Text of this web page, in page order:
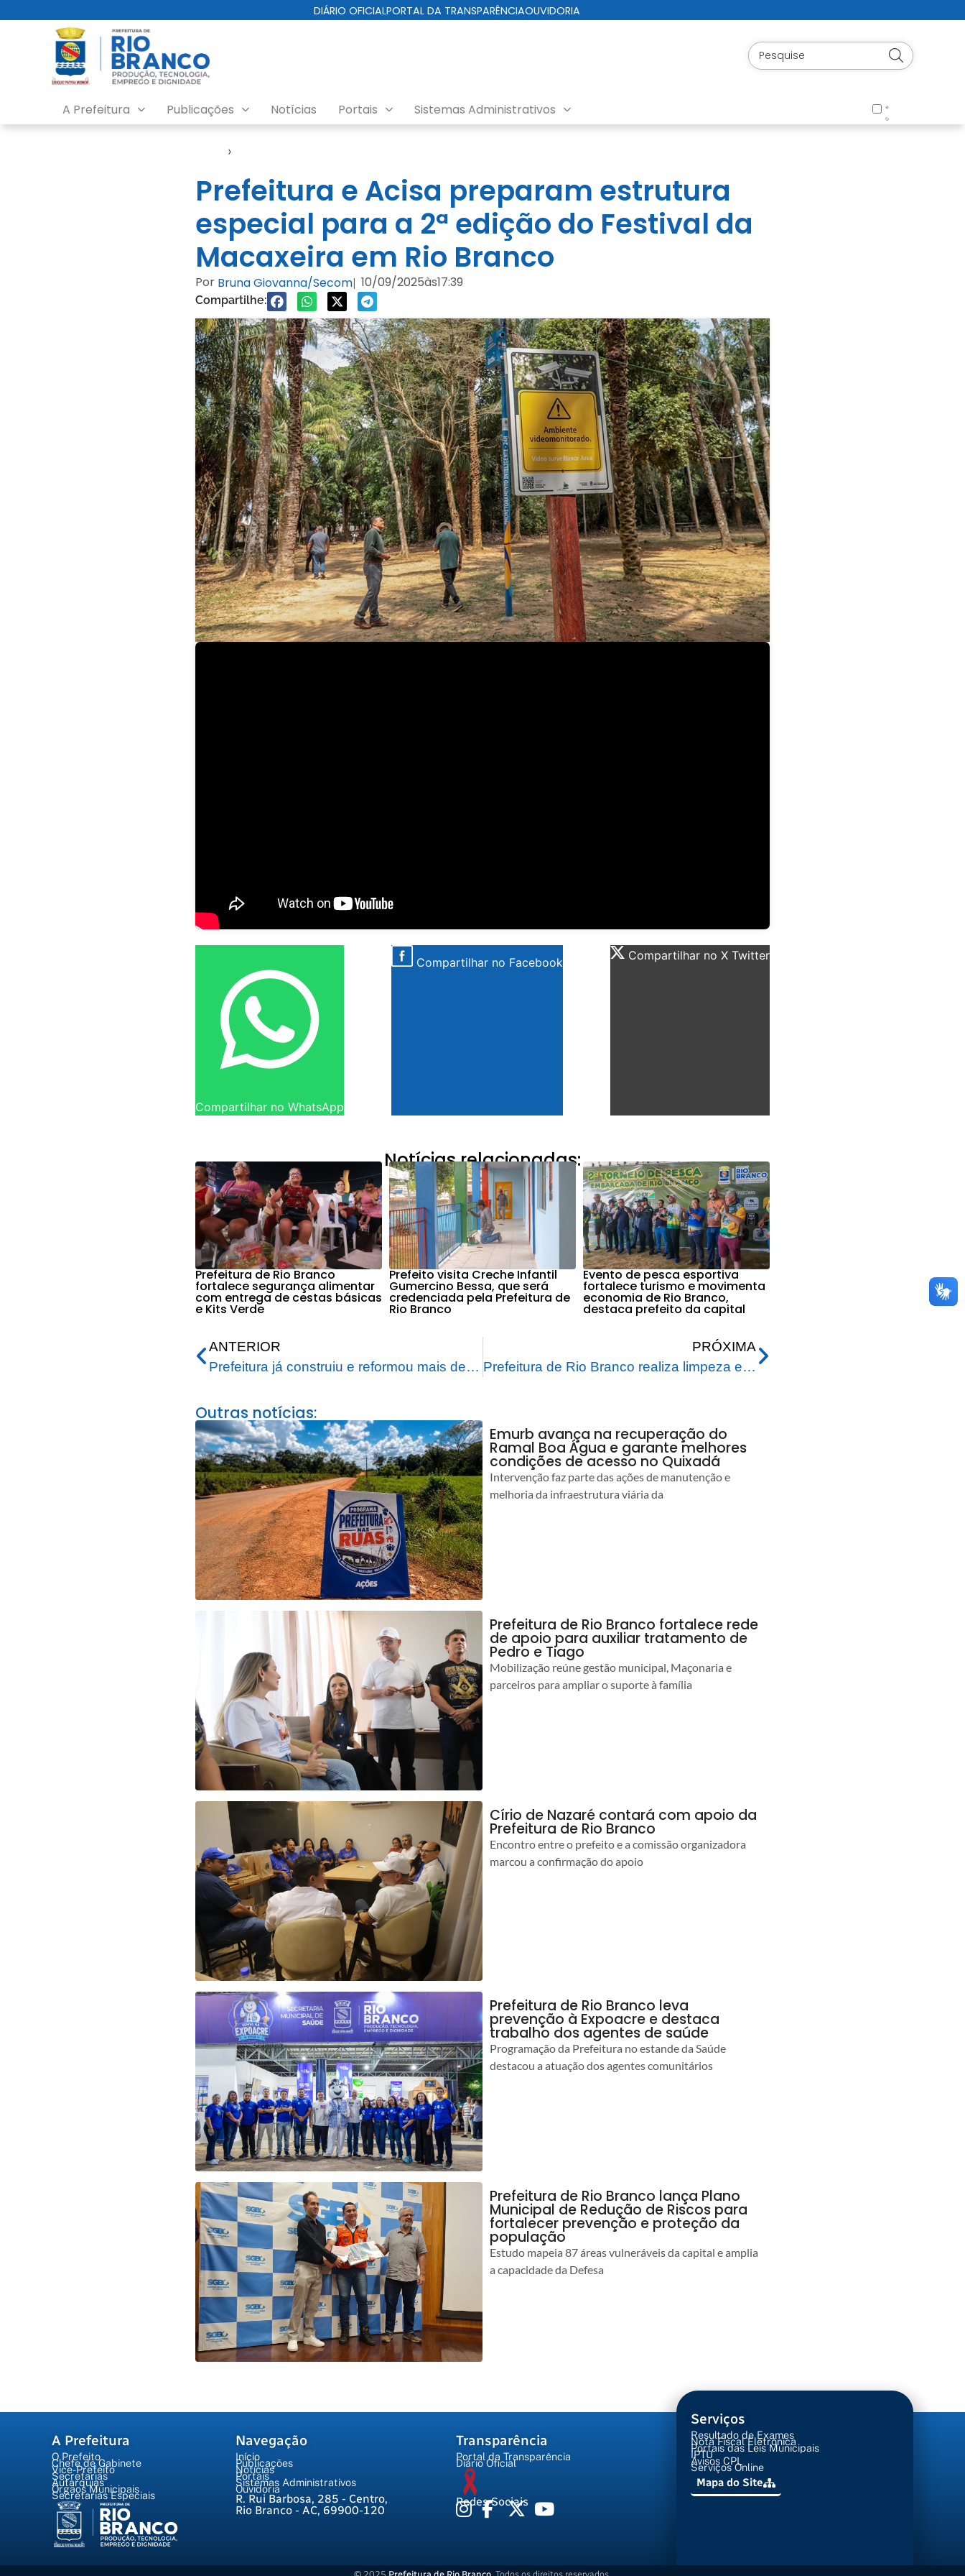
DIÁRIO OFICIALPORTAL DA TRANSPARÊNCIAOUVIDORIA
A Prefeitura Publicações Notícias Portais Sistemas Administrativos
›
Prefeitura e Acisa preparam estrutura
especial para a 2ª edição do Festival da
Macaxeira em Rio Branco
Por Bruna Giovanna/Secom| 10/09/2025às17:39
Compartilhe:
Compartilhar no WhatsApp
Compartilhar no Facebook Compartilhar no X Twitter
Notícias relacionadas:
Prefeitura de Rio Branco
fortalece segurança alimentar
com entrega de cestas básicas
e Kits Verde
Prefeito visita Creche Infantil
Gumercino Bessa, que será
credenciada pela Prefeitura de
Rio Branco
Evento de pesca esportiva
fortalece turismo e movimenta
economia de Rio Branco,
destaca prefeito da capital
ANTERIOR
Prefeitura já construiu e reformou mais de 670 abrigos para usuários do transporte coletivo de Rio Branco
PRÓXIMA
Prefeitura de Rio Branco realiza limpeza e desobstrução no igarapé da Sobral
Outras notícias:
Emurb avança na recuperação do
Ramal Boa Água e garante melhores
condições de acesso no Quixadá
Intervenção faz parte das ações de manutenção e
melhoria da infraestrutura viária da
Prefeitura de Rio Branco fortalece rede
de apoio para auxiliar tratamento de
Pedro e Tiago
Mobilização reúne gestão municipal, Maçonaria e
parceiros para ampliar o suporte à família
Círio de Nazaré contará com apoio da
Prefeitura de Rio Branco
Encontro entre o prefeito e a comissão organizadora
marcou a confirmação do apoio
Prefeitura de Rio Branco leva
prevenção à Expoacre e destaca
trabalho dos agentes de saúde
Programação da Prefeitura no estande da Saúde
destacou a atuação dos agentes comunitários
Prefeitura de Rio Branco lança Plano
Municipal de Redução de Riscos para
fortalecer prevenção e proteção da
população
Estudo mapeia 87 áreas vulneráveis da capital e amplia
a capacidade da Defesa
A Prefeitura
O Prefeito
Chefe de Gabinete
Vice-Prefeito
Secretarias
Autarquias
Órgãos Municipais
Secretarias Especiais
Navegação
Início
Publicações
Notícias
Portais
Sistemas Administrativos
Ouvidoria
R. Rui Barbosa, 285 - Centro,
Rio Branco - AC, 69900-120
Transparência
Portal da Transparência
Diário Oficial
Redes Sociais
Serviços
Resultado de Exames
Nota Fiscal Eletrônica
Portais das Leis Municipais
IPTU
Avisos CPL
Serviços Online
Mapa do Site